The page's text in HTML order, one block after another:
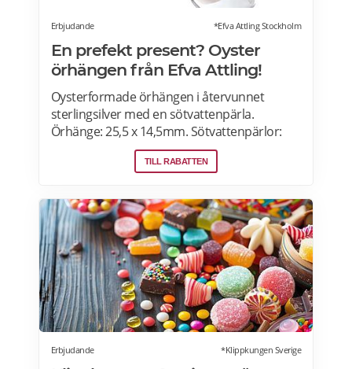
Erbjudande *Efva Attling Stockholm
En prefekt present? Oyster
örhängen från Efva Attling!
Oysterformade örhängen i återvunnet
sterlingsilver med en sötvattenpärla.
Örhänge: 25,5 x 14,5mm. Sötvattenpärlor:
6,5mm. Älskade skatter från havet! Hos Efva
Attling hittar du örhängen i sterling silver
TILL RABATTEN
Erbjudande *Klippkungen Sverige